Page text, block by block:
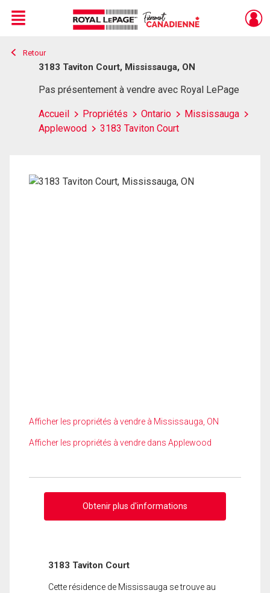
Live
En Direct
Menu
Retour
3183 Taviton Court, Mississauga, ON
Pas présentement à vendre avec Royal LePage
Accueil Propriétés Ontario
Mississauga
Applewood
3183 Taviton Court
Afficher les propriétés à vendre à Mississauga, ON
Afficher les propriétés à vendre dans Applewood
Obtenir plus d'informations
3183 Taviton Court
Cette résidence de Mississauga se trouve au